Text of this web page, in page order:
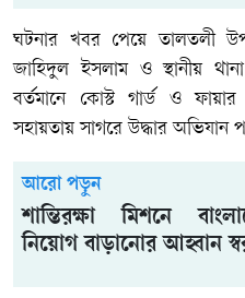
ঘটনার খবর পেয়ে তালতলী
জাহিদুল ইসলাম ও স্থানীয়
বর্তমানে কোস্ট গার্ড ও ফায়ার
সহায়তায় সাগরে উদ্ধার অভিযান
আরো পড়ুন
শান্তিরক্ষা মিশনে
নিয়োগ বাড়ানোর আহ্বান